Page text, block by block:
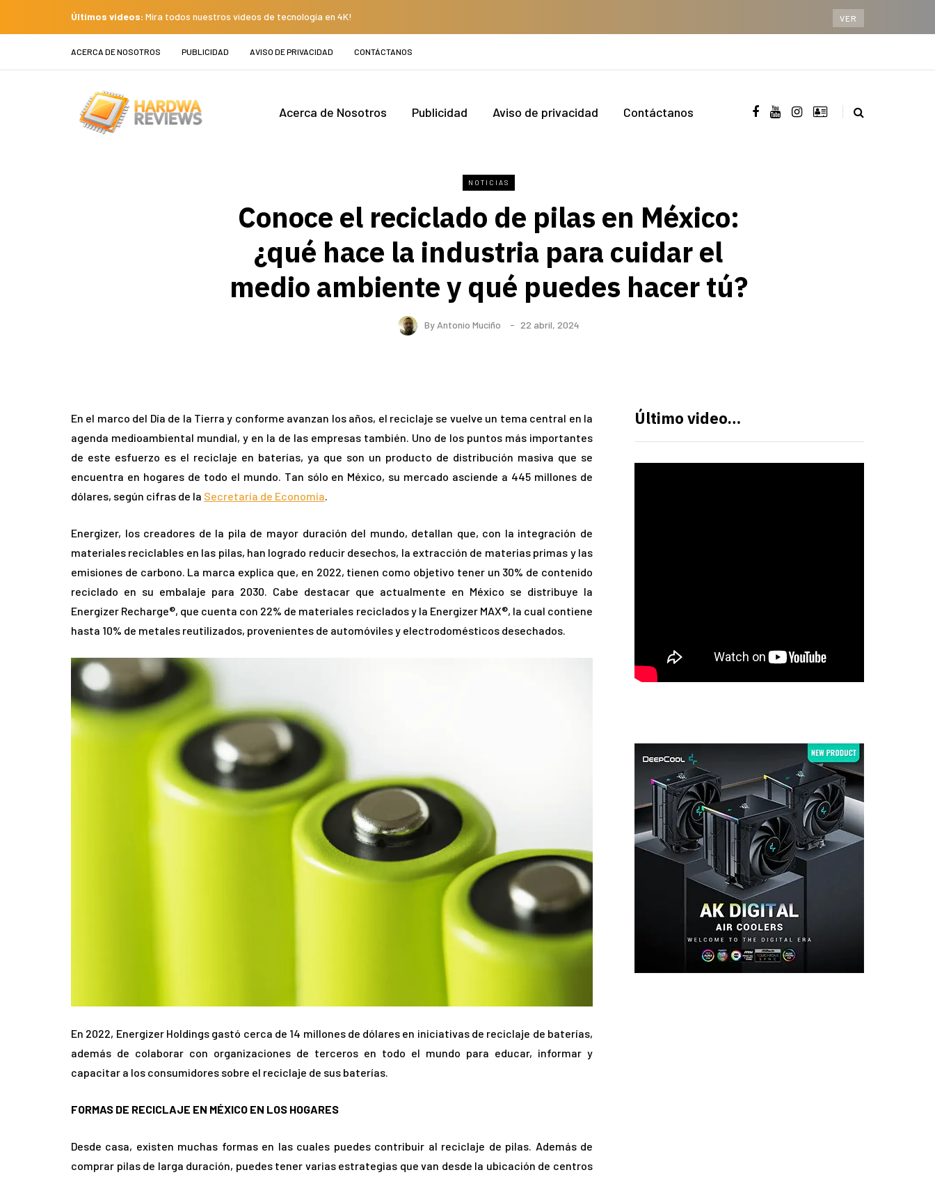
Últimos videos: Mira todos nuestros videos de tecnología en 4K! VER
ACERCA DE NOSOTROS PUBLICIDAD AVISO DE PRIVACIDAD CONTÁCTANOS
Acerca de Nosotros Publicidad Aviso de privacidad Contáctanos
NOTICIAS
Conoce el reciclado de pilas en México:
¿qué hace la industria para cuidar el
medio ambiente y qué puedes hacer tú?
By Antonio Muciño 22 abril, 2024
En el marco del Día de la Tierra y conforme avanzan los años, el reciclaje se vuelve un tema central en la
agenda medioambiental mundial, y en la de las empresas también. Uno de los puntos más importantes
de este esfuerzo es el reciclaje en baterías, ya que son un producto de distribución masiva que se
encuentra en hogares de todo el mundo. Tan sólo en México, su mercado asciende a 445 millones de
dólares, según cifras de la Secretaría de Economía.
Energizer, los creadores de la pila de mayor duración del mundo, detallan que, con la integración de
materiales reciclables en las pilas, han logrado reducir desechos, la extracción de materias primas y las
emisiones de carbono. La marca explica que, en 2022, tienen como objetivo tener un 30% de contenido
reciclado en su embalaje para 2030. Cabe destacar que actualmente en México se distribuye la
Energizer Recharge®, que cuenta con 22% de materiales reciclados y la Energizer MAX®, la cual contiene
hasta 10% de metales reutilizados, provenientes de automóviles y electrodomésticos desechados.
En 2022, Energizer Holdings gastó cerca de 14 millones de dólares en iniciativas de reciclaje de baterías,
además de colaborar con organizaciones de terceros en todo el mundo para educar, informar y
capacitar a los consumidores sobre el reciclaje de sus baterías. ​
FORMAS DE RECICLAJE EN MÉXICO EN LOS HOGARES
Desde casa, existen muchas formas en las cuales puedes contribuir al reciclaje de pilas. Además de
comprar pilas de larga duración, puedes tener varias estrategias que van desde la ubicación de centros
Último video…